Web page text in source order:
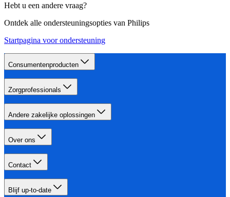
Hebt u een andere vraag?
Ontdek alle ondersteuningsopties van Philips
Startpagina voor ondersteuning
Consumentenproducten
Zorgprofessionals
Andere zakelijke oplossingen
Over ons
Contact
Blijf up-to-date